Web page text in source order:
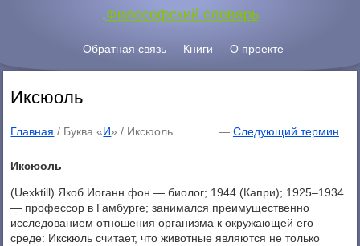
.Философский словарь
Обратная связь Книги О проекте
Иксюоль
Главная / Буква «И» / Иксюоль — Следующий термин
Иксюоль
(Uexktill) Якоб Иоганн фон — биолог; 1944 (Капри); 1925–1934
— профессор в Гамбурге; занимался преимущественно
исследованием отношения организма к окружающей его
среде: Икскюль считает, что животные являются не только